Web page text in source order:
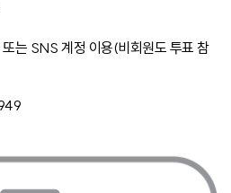
는 SNS 계정 이용(비회원도 투표 참